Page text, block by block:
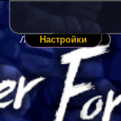
Логин:Настройки